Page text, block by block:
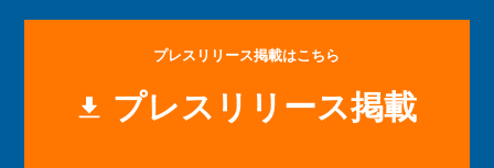
プレスリリース掲載はこちら
プレスリリース掲載